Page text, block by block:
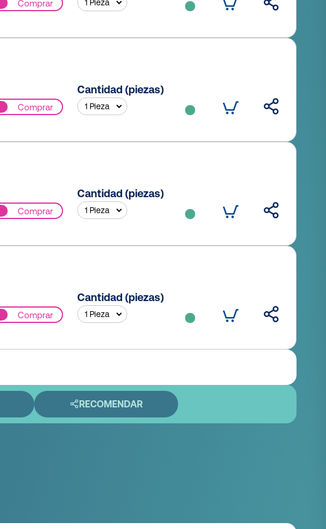
Comprar
Comprar
Cantidad (piezas)
Comprar
Cantidad (piezas)
Comprar
Cantidad (piezas)
RECOMENDAR